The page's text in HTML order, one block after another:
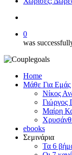
0
was
Home
Μάθε Για Εμάς
Νίκος
Γιώργος
Μαίρη
ebooks
Σεμινάρια
Τα 6